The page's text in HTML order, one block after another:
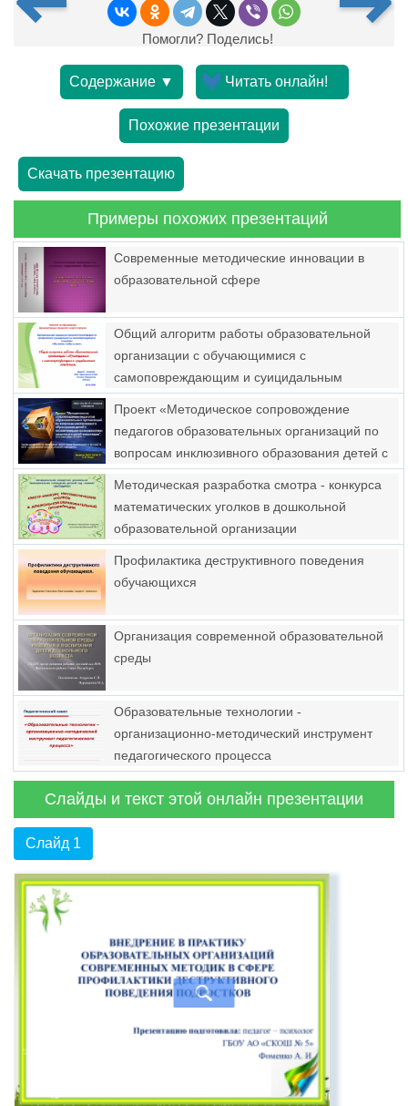
Помогли? Поделись!
Содержание ▼ Читать онлайн!
Похожие презентации
Скачать презентацию
Примеры похожих презентаций
Современные методические инновации в
образовательной сфере
Общий алгоритм работы образовательной
организации с обучающимися с
самоповреждающим и суицидальным
Проект «Методическое сопровождение
педагогов образовательных организаций по
вопросам инклюзивного образования детей с
детей-инвалидов»
Методическая разработка смотра - конкурса
математических уголков в дошкольной
образовательной организации
Профилактика деструктивного поведения
обучающихся
Организация современной образовательной
среды
Образовательные технологии -
организационно-методический инструмент
педагогического процесса
Слайды и текст этой онлайн презентации
Слайд 1